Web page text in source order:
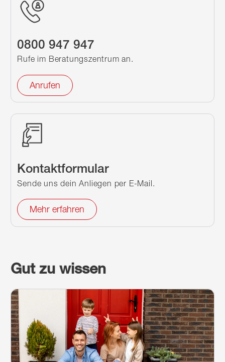
0800 947 947
Rufe im Beratungszentrum an.
Anrufen
Kontaktformular
Sende uns dein Anliegen per E-Mail.
Mehr erfahren
Gut zu wissen
Weiterlesen